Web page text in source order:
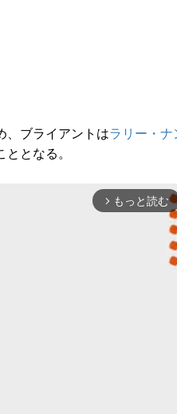
、ブライアントはラリー・ナ
となる。
arrow_forward_ios もっと読む